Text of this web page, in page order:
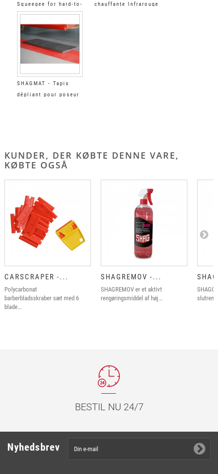
Squeegee for hard-to-
reach parts
chauffante Infrarouge
SHAGMAT - Tapis
dépliant pour poseur
KUNDER, DER KØBTE DENNE VARE,
KØBTE OGSÅ
CARSCRAPER -...
Polycarbonat
barberbladsskraber sæt med 6
blade...
SHAGREMOV -...
SHAGREMOV er et aktivt
rengøringsmiddel af høj...
BESTIL NU 24/7
Nyhedsbrev